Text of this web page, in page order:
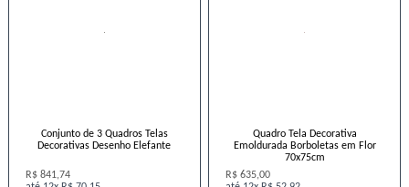
Conjunto de 3 Quadros Telas
Decorativas Desenho Elefante
R$ 841,74
Quadro Tela Decorativa
Emoldurada Borboletas em Flor
70x75cm
R$ 635,00